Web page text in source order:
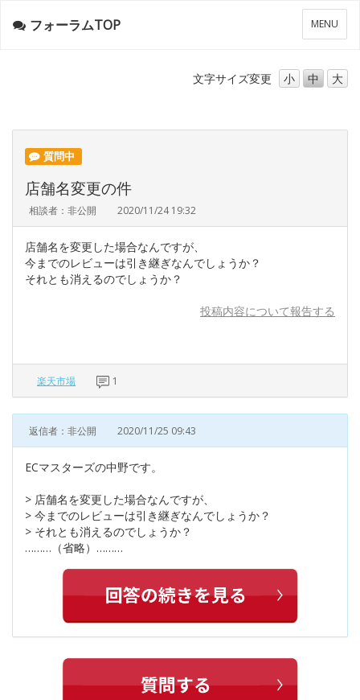
メ
ニ
ー
MENU
フォーラムTOP
文字サイズ変更 小 中 大
質問中
店舗名変更の件
相談者：非公開 2020/11/24 19:32
店舗名を変更した場合なんですが、
今までのレビューは引き継ぎなんでしょうか？
それとも消えるのでしょうか？
投稿内容について報告する
楽天市場 1
返信者：非公開 2020/11/25 09:43
ECマスターズの中野です。
> 店舗名を変更した場合なんですが、
> 今までのレビューは引き継ぎなんでしょうか？
> それとも消えるのでしょうか？
………（省略）………